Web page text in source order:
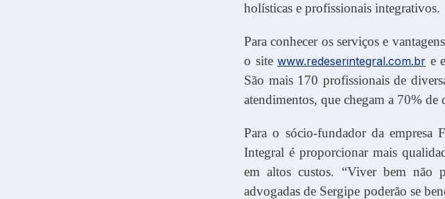
holísticas e profissionais integrativos.
Para conhecer os serviços e
o site www.redeserintegral.com.br e
São mais 170 profissionais de
atendimentos, que chegam a 70% de
Para o sócio-fundador da empresa
Integral é proporcionar mais
em altos custos. “Viver bem não
advogadas de Sergipe poderão se